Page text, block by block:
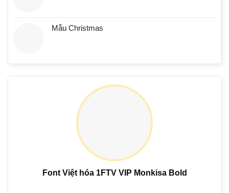
Mẫu Christmas
Font Việt hóa 1FTV VIP Monkisa Bold